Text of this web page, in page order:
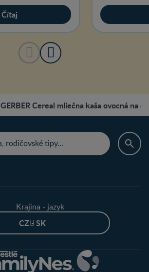
Čítaj
GERBER Cereal mliečna kaša ovocná na
Krajina - jazyk
CZ - SK